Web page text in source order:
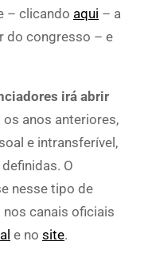
– clicando aqui – a
do congresso – e
irá abrir
os anos anteriores,
e intransferível,
O
nesse tipo de
nos canais oficiais
e no site.